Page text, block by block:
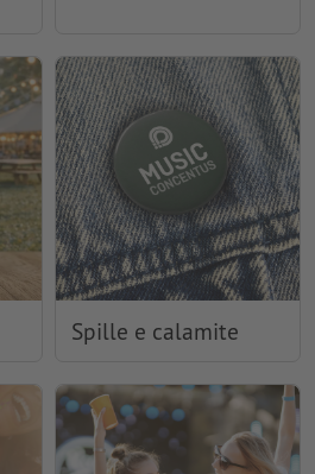
Spille e calamite